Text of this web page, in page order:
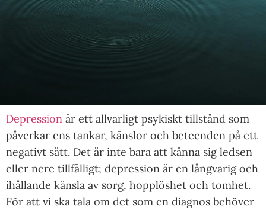
Depression är ett allvarligt psykiskt tillstånd som
påverkar ens tankar, känslor och beteenden på ett
negativt sätt. Det är inte bara att känna sig ledsen
eller nere tillfälligt; depression är en långvarig och
ihållande känsla av sorg, hopplöshet och tomhet.
För att vi ska tala om det som en diagnos behöver